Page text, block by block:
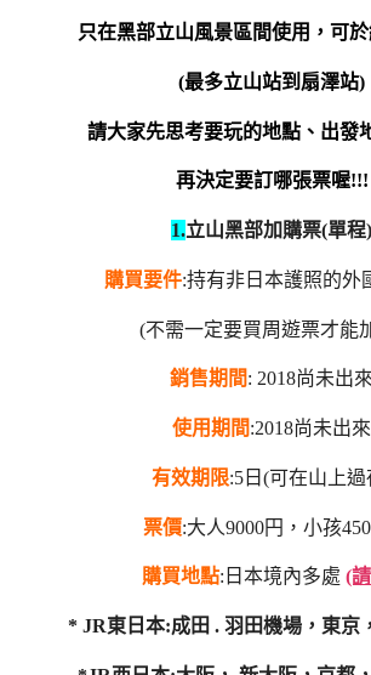
只在黑部立山風景區間使用，可
(最多立山站到扇澤站)
請大家先思考要玩的地點、出發
再決定要訂哪張票喔!!!
1.立山黑部加購票(單程)
購買要件:持有非日本護照的外
(不需一定要買周遊票才能
銷售期間: 2018尚未出來
使用期間:2018尚未出來
有效期限:5日(可在山上過
票價:大人9000円，小孩
購買地點:日本境內多處 (
* JR東日本:成田 . 羽田機場，東京